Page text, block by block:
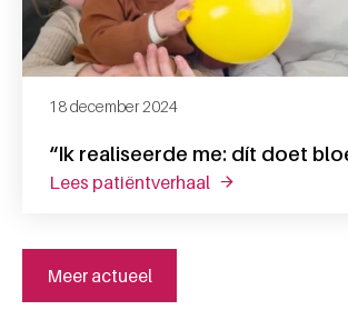
“Ik realiseerde me: dít doet
18 december 2024
lees patiëntverhaal over “ik
Meer actueel